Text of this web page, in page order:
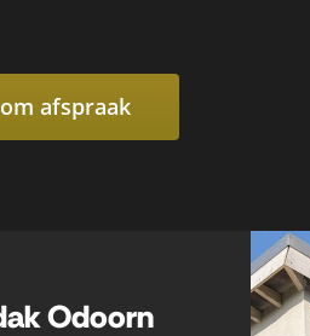
afspraak
Odoorn